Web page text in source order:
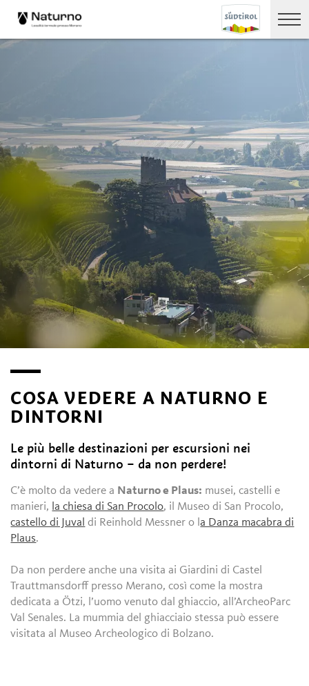
COSA VEDERE A NATURNO E
DINTORNI
Le più belle destinazioni per escursioni nei
dintorni di Naturno – da non perdere!
C’è molto da vedere a Naturno e Plaus: musei, castelli e
manieri, la chiesa di San Procolo, il Museo di San Procolo,
castello di Juval di Reinhold Messner o la Danza macabra di
Plaus.
Da non perdere anche una visita ai Giardini di Castel
Trauttmansdorff presso Merano, così come la mostra
dedicata a Ötzi, l’uomo venuto dal ghiaccio, all’ArcheoParc
Val Senales. La mummia del ghiacciaio stessa può essere
visitata al Museo Archeologico di Bolzano.